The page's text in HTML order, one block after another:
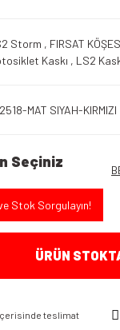
Storm , FIRSAT
Kaskı , LS2
MAT SIYAH-KIRMIZI
Seçiniz
Stok Sorgulayın!
ÜRÜN
teslimat